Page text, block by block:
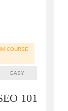
COURSE
EASY
101